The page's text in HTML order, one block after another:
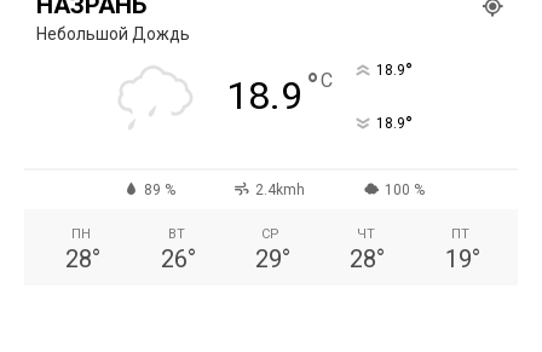
Небольшой Дождь
18.9 °C 18.9°
18.9°
89 % 2.4kmh 100 %
ПН
28°
ВТ
26°
СР
29°
ЧТ
28°
ПТ
19°